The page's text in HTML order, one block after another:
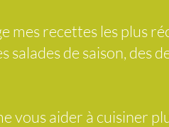
mes recettes les plus
salades de saison, des
vous aider à cuisiner